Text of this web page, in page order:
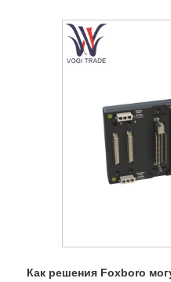
Как решения Foxboro